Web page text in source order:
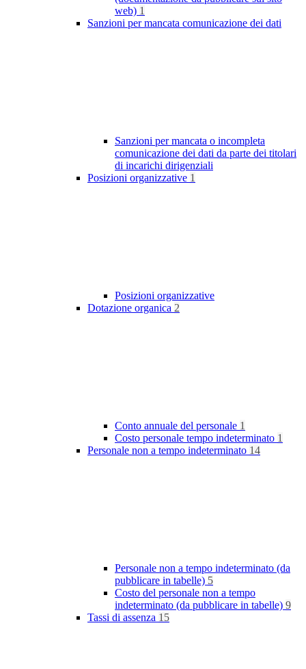
web) 1
Sanzioni per mancata comunicazione dei dati
Sanzioni per mancata o incompleta
comunicazione dei dati da parte dei titolari
di incarichi dirigenziali
Posizioni organizzative 1
Posizioni organizzative
Dotazione organica 2
Conto annuale del personale 1
Costo personale tempo indeterminato 1
Personale non a tempo indeterminato 14
Personale non a tempo indeterminato (da
pubblicare in tabelle) 5
Costo del personale non a tempo
indeterminato (da pubblicare in tabelle) 9
Tassi di assenza 15